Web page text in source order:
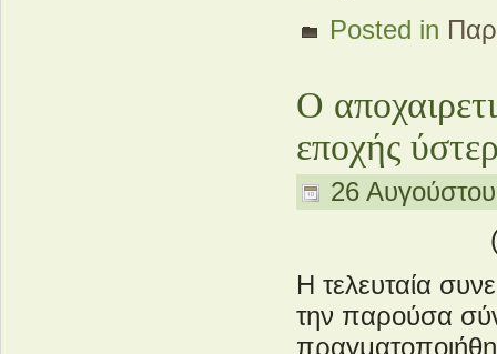
Posted in
Ο
εποχής
26
Η τελευταία
την παρούσα